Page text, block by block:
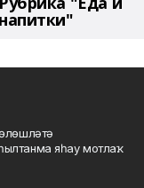
напитки"
яһау мотлаҡ.